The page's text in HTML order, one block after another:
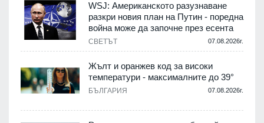
WSJ: Американското разузнаване
разкри новия план на Путин - поредна
война може да започне през есента
СВЕТЪТ 07.08.2026г.
Жълт и оранжев код за високи
температури - максималните до 39°
БЪЛГАРИЯ 07.08.2026г.